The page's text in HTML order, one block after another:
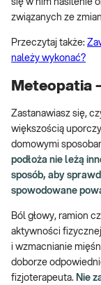
się w nim nasilenie
związanych ze
Przeczytaj także:
należy wykonać?
Meteopatia
Zastanawiasz się,
większością
domowymi
podłoża nie leżą
sposób, aby
spowodowane
Ból głowy, ramion
aktywności
i wzmacnianie
doborze
fizjoterapeuta. Nie